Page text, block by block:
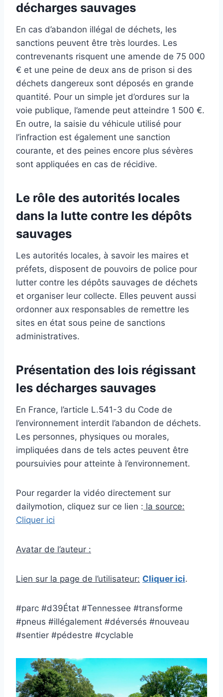
décharges sauvages
En cas d’abandon illégal de déchets, les
sanctions peuvent être très lourdes. Les
contrevenants risquent une amende de 75 000
€ et une peine de deux ans de prison si des
déchets dangereux sont déposés en grande
quantité. Pour un simple jet d’ordures sur la
voie publique, l’amende peut atteindre 1 500 €.
En outre, la saisie du véhicule utilisé pour
l’infraction est également une sanction
courante, et des peines encore plus sévères
sont appliquées en cas de récidive.
Le rôle des autorités locales
dans la lutte contre les dépôts
sauvages
Les autorités locales, à savoir les maires et
préfets, disposent de pouvoirs de police pour
lutter contre les dépôts sauvages de déchets
et organiser leur collecte. Elles peuvent aussi
ordonner aux responsables de remettre les
sites en état sous peine de sanctions
administratives.
Présentation des lois régissant
les décharges sauvages
En France, l’article L.541-3 du Code de
l’environnement interdit l’abandon de déchets.
Les personnes, physiques ou morales,
impliquées dans de tels actes peuvent être
poursuivies pour atteinte à l’environnement.
Pour regarder la vidéo directement sur
dailymotion, cliquez sur ce lien : la source:
Cliquer ici
Avatar de l’auteur :
Lien sur la page de l’utilisateur: Cliquer ici.
#parc #d39État #Tennessee #transforme
#pneus #illégalement #déversés #nouveau
#sentier #pédestre #cyclable